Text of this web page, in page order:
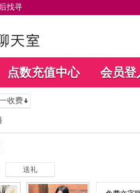
找寻
点数充值中心 会员登
收费
送礼